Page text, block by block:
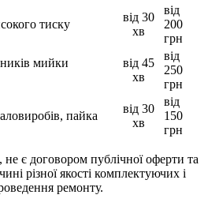
тиску
від 30
хв
від
200
грн
мийки
від 45
хв
від
250
грн
пайка
від 30
хв
від
150
грн
не є договором публічної оферти та
різної якості комплектуючих і
ремонту.